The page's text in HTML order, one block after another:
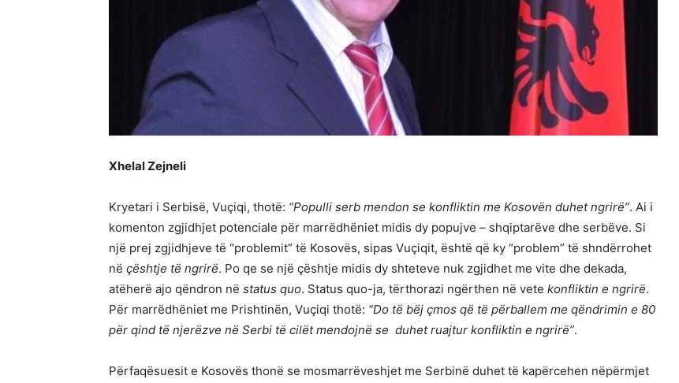
Xhelal Zejneli
Kryetari i Serbisë, Vuçiqi, thotë: “Populli serb mendon se konfliktin me Kosovën duhet ngrirë”. Ai i
komenton zgjidhjet potenciale për marrëdhëniet midis dy popujve – shqiptarëve dhe serbëve. Si
një prej zgjidhjeve të “problemit” të Kosovës, sipas Vuçiqit, është që ky “problem” të shndërrohet
në çështje të ngrirë. Po qe se një çështje midis dy shteteve nuk zgjidhet me vite dhe dekada,
atëherë ajo qëndron në status quo. Status quo-ja, tërthorazi ngërthen në vete konfliktin e ngrirë.
Për marrëdhëniet me Prishtinën, Vuçiqi thotë: “Do të bëj çmos që të përballem me qëndrimin e 80
për qind të njerëzve në Serbi të cilët mendojnë se duhet ruajtur konfliktin e ngrirë”.
Përfaqësuesit e Kosovës thonë se mosmarrëveshjet me Serbinë duhet të kapërcehen nëpërmjet